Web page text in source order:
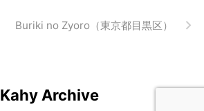
Buriki no Zyoro（東京都目黒区）
Kahy Archive